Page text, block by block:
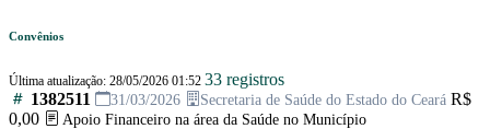
Convênios
Última atualização: 28/05/2026 01:52 33 registros
1382511
31/03/2026 Secretaria de Saúde do Estado do Ceará R$
0,00
Apoio Financeiro na área da Saúde no Município